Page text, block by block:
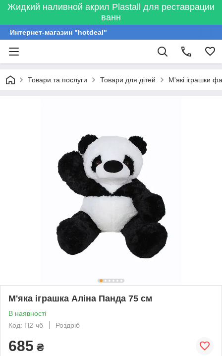
Жидкий наливной акрил Plastall для реставрации
ванн
Интернет-магазин "hotdeal"
Товари та послуги Товари для дітей М'які іграшки
М'яка іграшка Аліна Панда 75 см
В наявності
Код: П2-чб
Роздріб
685 ₴